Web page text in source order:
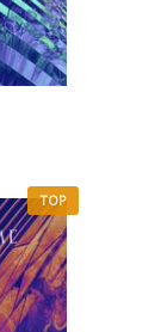
TOP